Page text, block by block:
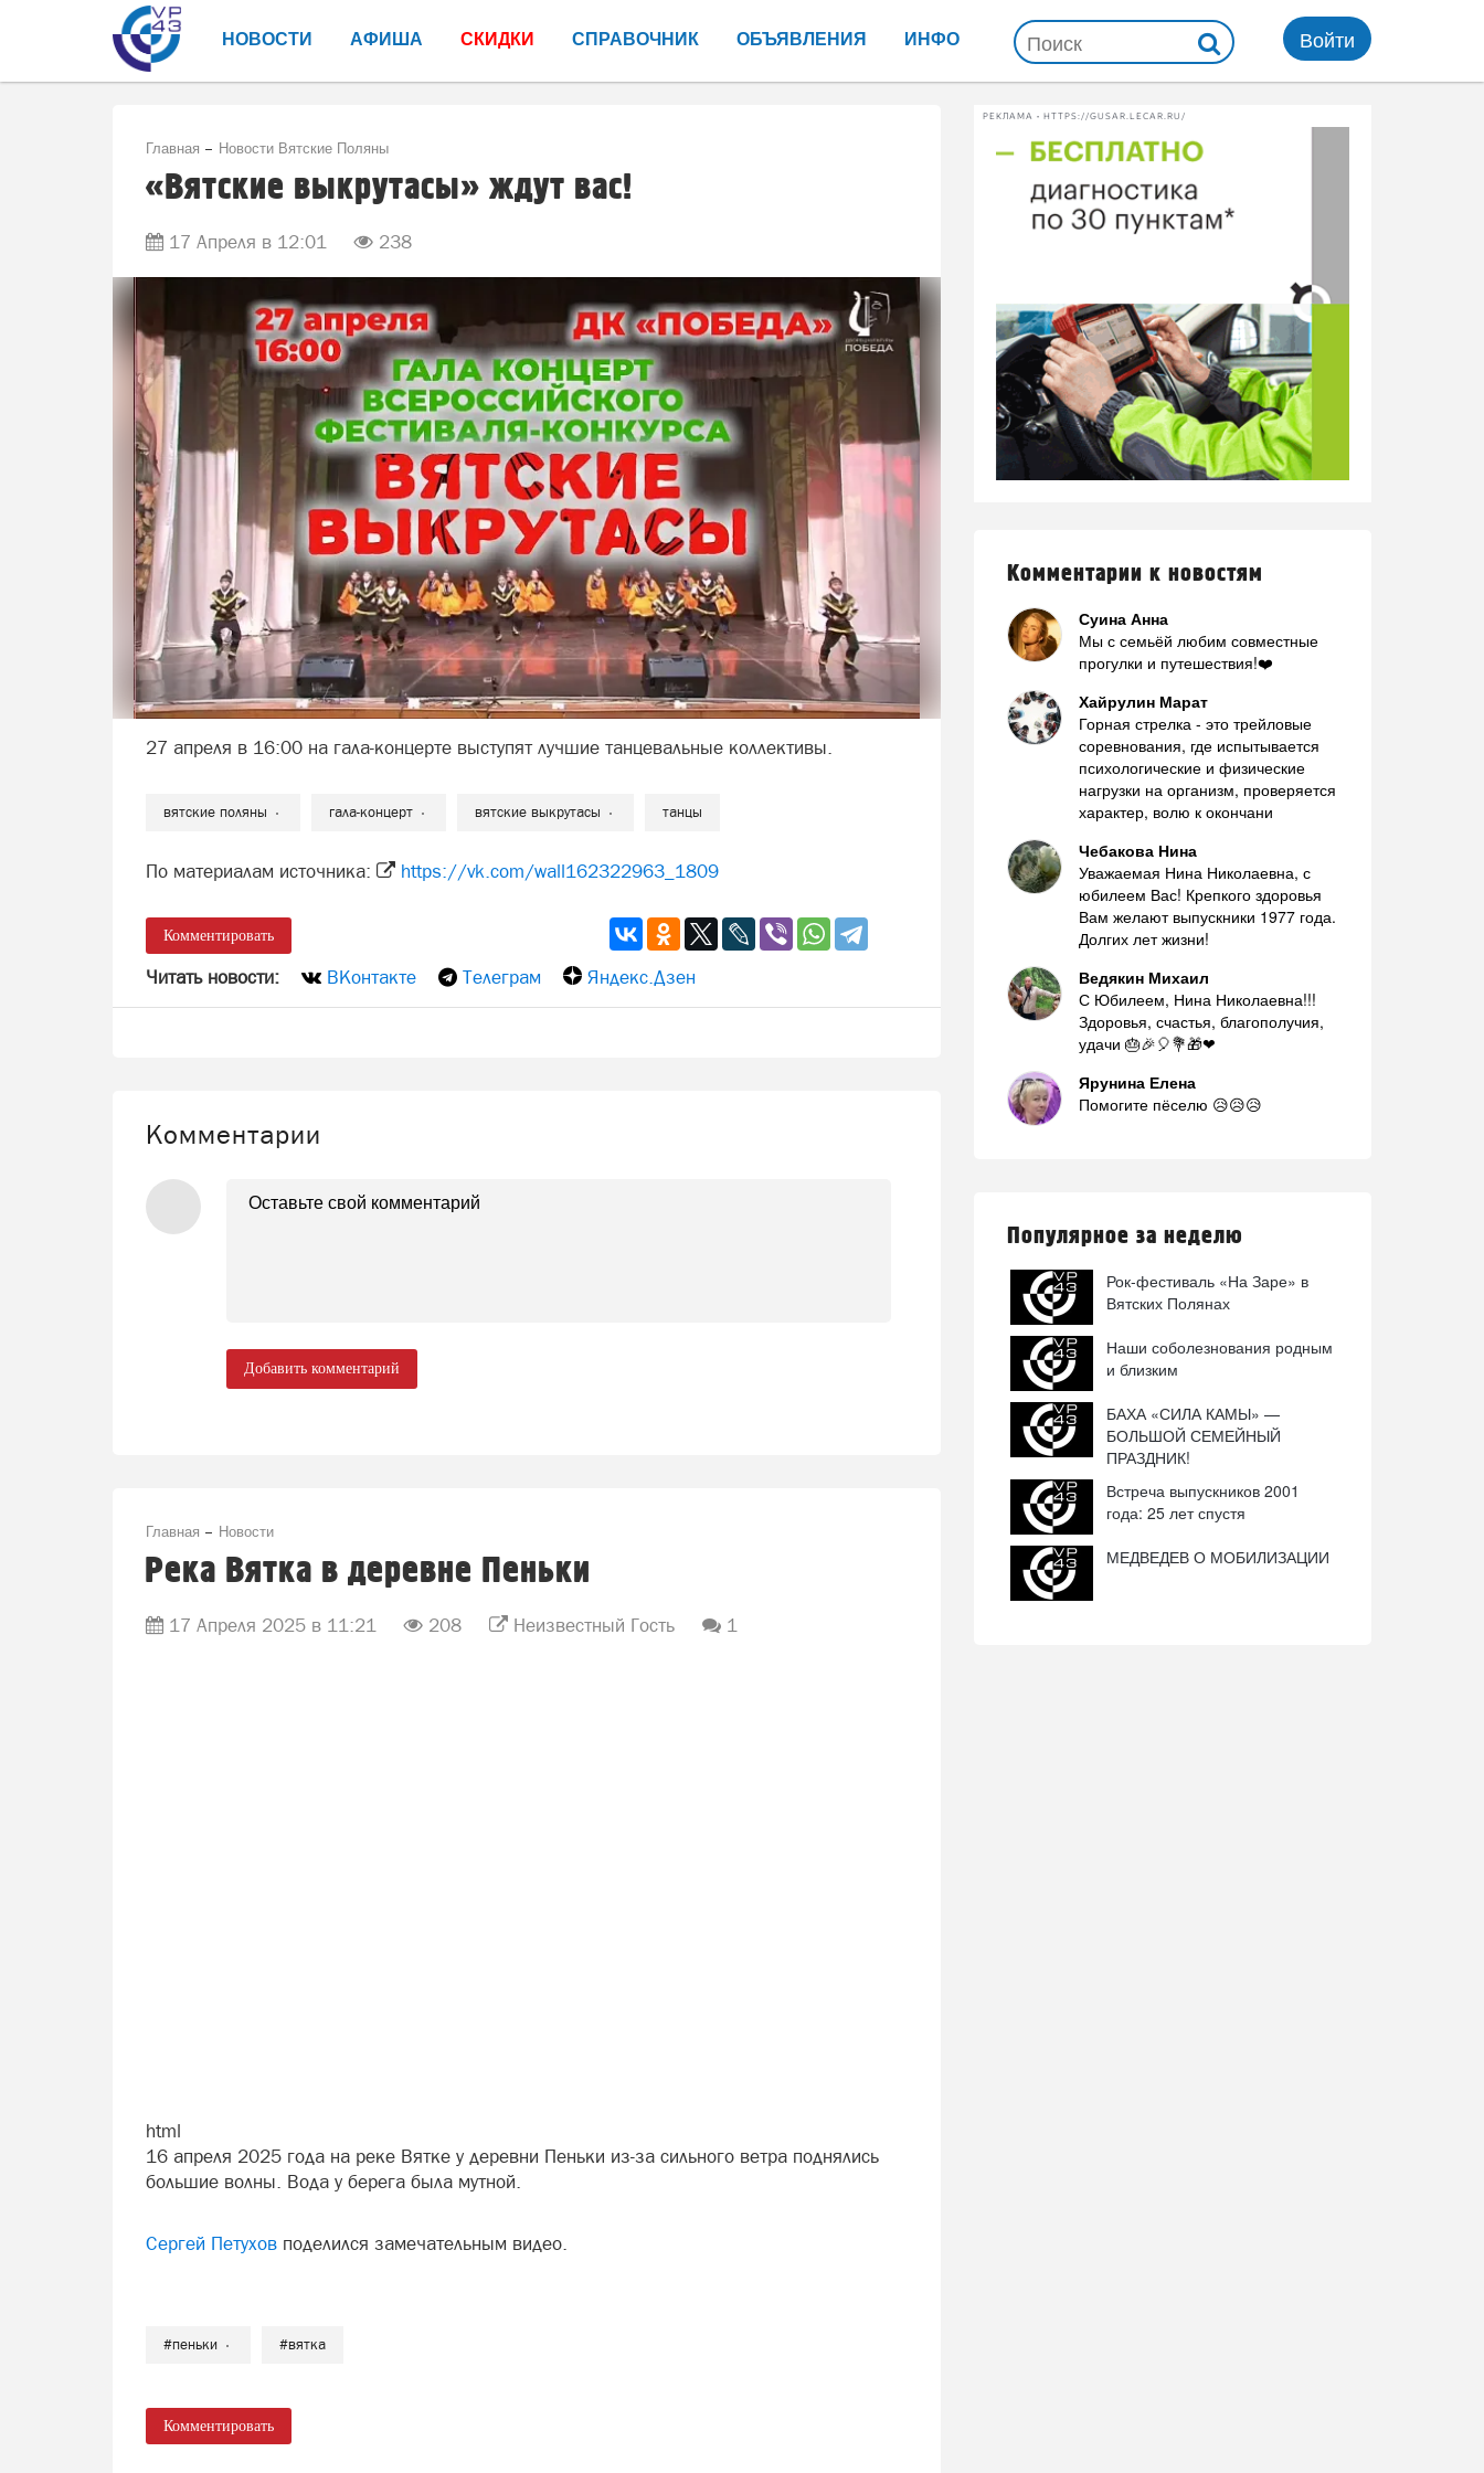
НОВОСТИ АФИША СКИДКИ СПРАВОЧНИК ОБЪЯВЛЕНИЯ ИНФО Войти
Главная Новости Вятские Поляны
«Вятские выкрутасы» ждут вас!
17 Апреля в 12:01 238
27 апреля в 16:00 на гала-концерте выступят лучшие танцевальные коллективы.
вятские поляны гала-концерт вятские выкрутасы танцы
По материалам источника: https://vk.com/wall162322963_1809
Комментировать
Читать новости: ВКонтакте Телеграм Яндекс.Дзен
Комментарии
Добавить комментарий
Главная Новости
Река Вятка в деревне Пеньки
17 Апреля 2025 в 11:21 208 Неизвестный Гость 1
html
16 апреля 2025 года на реке Вятке у деревни Пеньки из-за сильного ветра поднялись
большие волны. Вода у берега была мутной.
Сергей Петухов поделился замечательным видео.
#пеньки #вятка
Комментировать
РЕКЛАМА • HTTPS://GUSAR.LECAR.RU/
Комментарии к новостям
Суина Анна
Мы с семьёй любим совместные
прогулки и путешествия!❤️
Хайрулин Марат
Горная стрелка - это трейловые
соревнования, где испытывается
психологические и физические
нагрузки на организм, проверяется
характер, волю к окончани
Чебакова Нина
Уважаемая Нина Николаевна, с
юбилеем Вас! Крепкого здоровья
Вам желают выпускники 1977 года.
Долгих лет жизни!
Ведякин Михаил
С Юбилеем, Нина Николаевна!!!
Здоровья, счастья, благополучия,
удачи 🎂🎉🎈💐🎁❤
Ярунина Елена
Помогите пёселю 😥😥😥
Популярное за неделю
Рок-фестиваль «На Заре» в
Вятских Полянах
Наши соболезнования родным
и близким
БАХА «СИЛА КАМЫ» —
БОЛЬШОЙ СЕМЕЙНЫЙ
ПРАЗДНИК!
Встреча выпускников 2001
года: 25 лет спустя
МЕДВЕДЕВ О МОБИЛИЗАЦИИ